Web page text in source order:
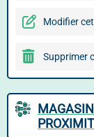
Modifier
Supprimer